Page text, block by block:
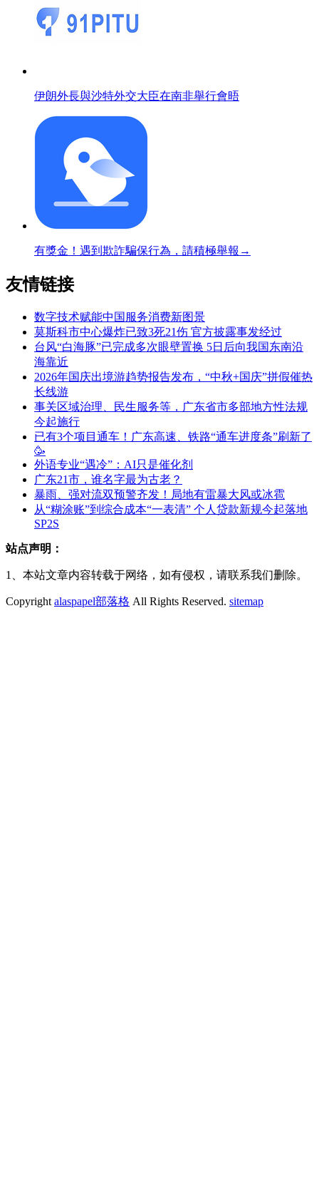
伊朗外長與沙特外交大臣在南非舉行會晤
有獎金！遇到欺詐騙保行為，請積極舉報→
友情链接
数字技术赋能中国服务消费新图景
莫斯科市中心爆炸已致3死21伤 官方披露事发经过
台风“白海豚”已完成多次眼壁置换 5日后向我国东南沿
海靠近
2026年国庆出境游趋势报告发布，“中秋+国庆”拼假催热
长线游
事关区域治理、民生服务等，广东省市多部地方性法规
今起施行
已有3个项目通车！广东高速、铁路“通车进度条”刷新了
🥳
外语专业“遇冷”：AI只是催化剂
广东21市，谁名字最为古老？
暴雨、强对流双预警齐发！局地有雷暴大风或冰雹
从“糊涂账”到综合成本“一表清” 个人贷款新规今起落地
SP2S
站点声明：
1、本站文章内容转载于网络，如有侵权，请联系我们删除。
Copyright alaspapel部落格 All Rights Reserved. sitemap